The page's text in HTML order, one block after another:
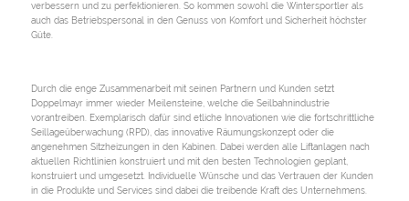
verbessern und zu perfektionieren. So kommen sowohl die Wintersportler als
auch das Betriebspersonal in den Genuss von Komfort und Sicherheit höchster
Güte.
Durch die enge Zusammenarbeit mit seinen Partnern und Kunden setzt
Doppelmayr immer wieder Meilensteine, welche die Seilbahnindustrie
vorantreiben. Exemplarisch dafür sind etliche Innovationen wie die fortschrittliche
Seillageüberwachung (RPD), das innovative Räumungskonzept oder die
angenehmen Sitzheizungen in den Kabinen. Dabei werden alle Liftanlagen nach
aktuellen Richtlinien konstruiert und mit den besten Technologien geplant,
konstruiert und umgesetzt. Individuelle Wünsche und das Vertrauen der Kunden
in die Produkte und Services sind dabei die treibende Kraft des Unternehmens.